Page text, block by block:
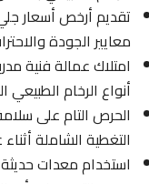
تقديم أرخص أسعار جلي
معايير الجودة
امتلاك عمالة فنية
أنواع الرخام الطبيعي
الحرص التام على سلامة
التغطية الشاملة أثناء
استخدام معدات حديثة